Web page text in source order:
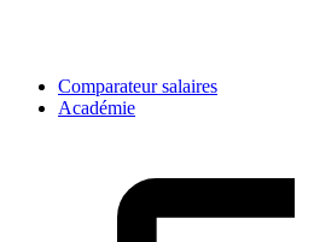
Comparateur salaires
Académie